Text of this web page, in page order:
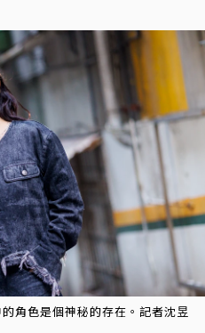
角色是個神秘的存在。記者沈昱